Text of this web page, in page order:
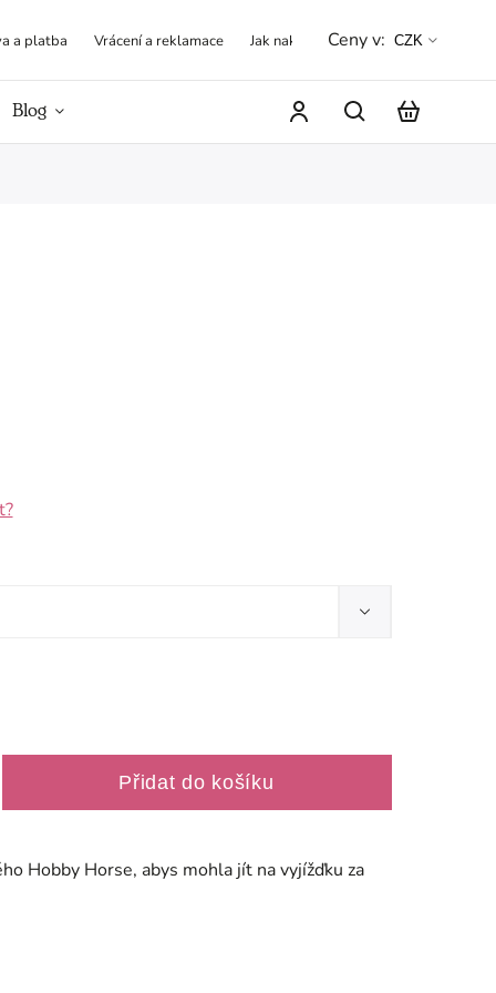
a platba Vrácení a reklamace Jak nakupovat Obchodní
Ceny v: CZK
Blog
Přidat do košíku
Hobby Horse, abys mohla jít na vyjížďku za